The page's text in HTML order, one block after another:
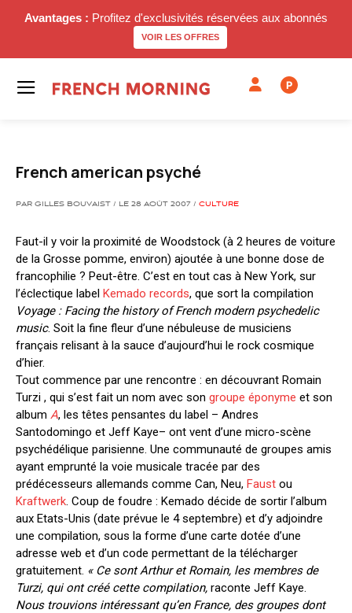
Avantages : Profitez d'exclusivités réservées aux abonnés
VOIR LES OFFRES
P
French american psyché
PAR GILLES BOUVAIST / LE 28 AOÛT 2007 / CULTURE
Faut-il y voir la proximité de Woodstock (à 2 heures de voiture
de la Grosse pomme, environ) ajoutée à une bonne dose de
francophilie ? Peut-être. C’est en tout cas à New York, sur
l’éclectique label Kemado records, que sort la compilation
Voyage : Facing the history of French modern psychedelic
music. Soit la fine fleur d’une nébuleuse de musiciens
français relisant à la sauce d’aujourd’hui le rock cosmique
d’hier.
Tout commence par une rencontre : en découvrant Romain
Turzi , qui s’est fait un nom avec son groupe éponyme et son
album A, les têtes pensantes du label – Andres
Santodomingo et Jeff Kaye– ont vent d’une micro-scène
psychédélique parisienne. Une communauté de groupes amis
ayant emprunté la voie musicale tracée par des
prédécesseurs allemands comme Can, Neu, Faust ou
Kraftwerk. Coup de foudre : Kemado décide de sortir l’album
aux Etats-Unis (date prévue le 4 septembre) et d’y adjoindre
une compilation, sous la forme d’une carte dotée d’une
adresse web et d’un code permettant de la télécharger
gratuitement. « Ce sont Arthur et Romain, les membres de
Turzi, qui ont créé cette compilation, raconte Jeff Kaye.
Nous trouvions intéressant qu’en France, des groupes dont